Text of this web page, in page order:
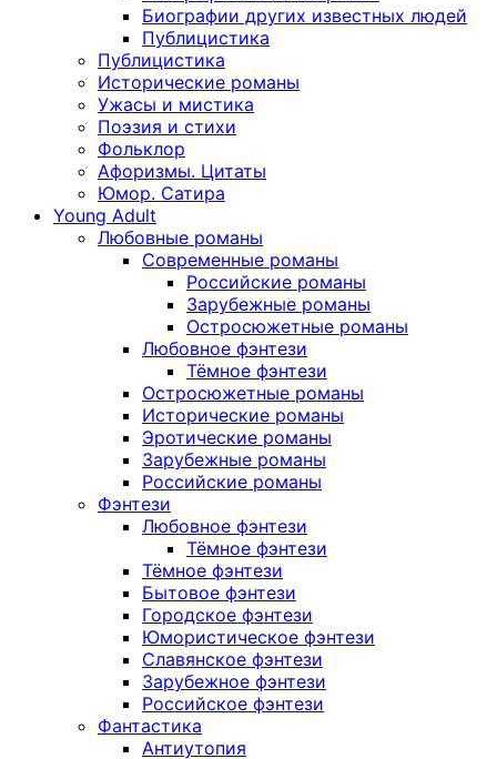
Биографии других известных людей
Публицистика
Публицистика
Исторические романы
Ужасы и мистика
Поэзия и стихи
Фольклор
Афоризмы. Цитаты
Юмор. Сатира
Young Adult
Любовные романы
Современные романы
Российские романы
Зарубежные романы
Остросюжетные романы
Любовное фэнтези
Тёмное фэнтези
Остросюжетные романы
Исторические романы
Эротические романы
Зарубежные романы
Российские романы
Фэнтези
Любовное фэнтези
Тёмное фэнтези
Тёмное фэнтези
Бытовое фэнтези
Городское фэнтези
Юмористическое фэнтези
Славянское фэнтези
Зарубежное фэнтези
Российское фэнтези
Фантастика
Антиутопия